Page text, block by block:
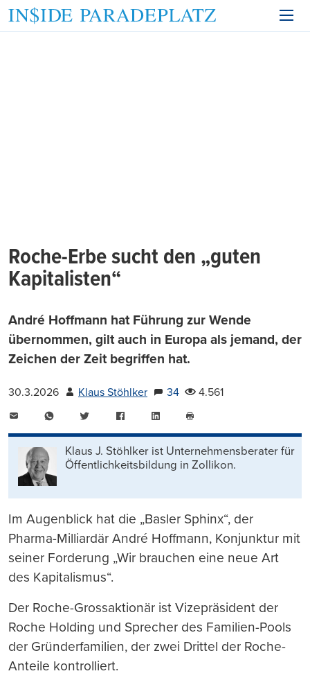
Roche-Erbe sucht den „guten
Kapitalisten“
André Hoffmann hat Führung zur Wende
übernommen, gilt auch in Europa als jemand, der
Zeichen der Zeit begriffen hat.
30.3.2026 Klaus Stöhlker 34
4.561
WhatsAppTwitter FacebookLinkedIn
drucken
Klaus J. Stöhlker ist Unternehmens­berater für
Öffentlichkeits­bildung in Zollikon.
Im Augenblick hat die „Basler Sphinx“, der
Pharma-Milliardär André Hoffmann, Konjunktur mit
seiner Forderung „Wir brauchen eine neue Art
des Kapitalismus“.
Der Roche-Grossaktionär ist Vizepräsident der
Roche Holding und Sprecher des Familien-Pools
der Gründerfamilien, der zwei Drittel der Roche-
Anteile kontrolliert.